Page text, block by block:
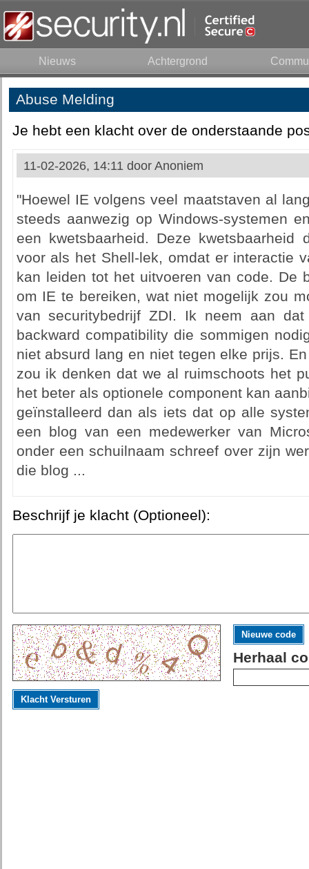
Nieuws Achtergrond
Abuse Melding
Je hebt een klacht over de onderstaande
11-02-2026, 14:11 door Anoniem
"Hoewel IE volgens veel maatstaven al
steeds aanwezig op Windows-systemen
een kwetsbaarheid. Deze
voor als het Shell-lek, omdat er interactie
kan leiden tot het uitvoeren van code. De
om IE te bereiken, wat niet mogelijk zou
van securitybedrijf ZDI. Ik neem aan
backward compatibility die sommigen
niet absurd lang en niet tegen elke prijs.
zou ik denken dat we al ruimschoots het
het beter als optionele component kan
geïnstalleerd dan als iets dat op alle
een blog van een medewerker van
onder een schuilnaam schreef over zijn
die blog ...
Beschrijf je klacht (Optioneel):
Nieuwe code
Herhaal
Klacht Versturen